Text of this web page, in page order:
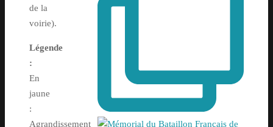
de la
voirie).
Légende
:
En
jaune
:
Agrandissement